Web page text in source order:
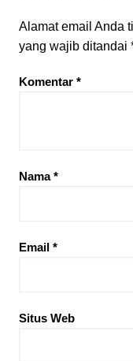
Alamat email Anda
yang wajib ditandai
Komentar *
Nama*
Email *
Situs Web